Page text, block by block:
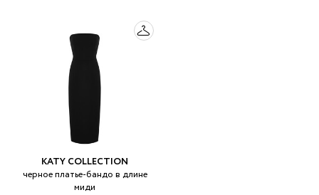
KATY COLLECTION
черное платье-бандо в длине
миди